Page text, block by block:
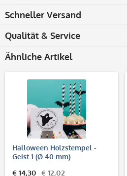
Schneller Versand
Qualität & Service
Ähnliche Artikel
Halloween Holzstempel -
Geist 1 (Ø 40 mm)
€ 14,30 € 12,02